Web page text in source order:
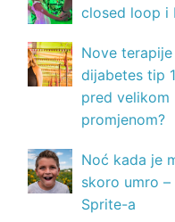
closed loop i
Nove terapije
dijabetes tip
pred velikom
promjenom?
Noć kada je
skoro umro
Sprite-a